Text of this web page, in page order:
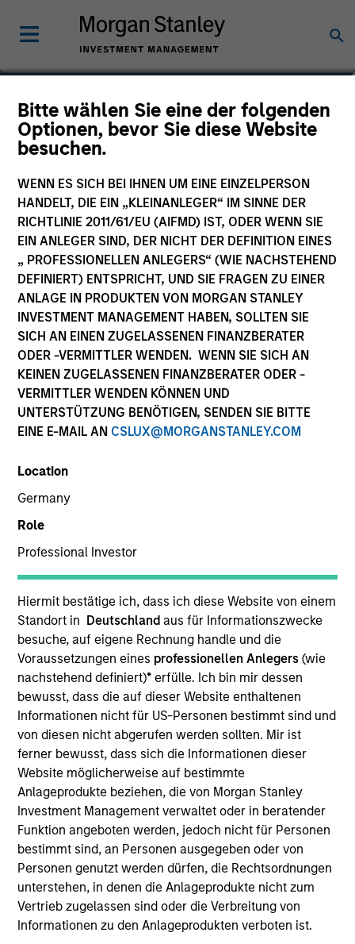
Bitte wählen Sie eine der folgenden
Optionen, bevor Sie diese Website
besuchen.
WENN ES SICH BEI IHNEN UM EINE EINZELPERSON
HANDELT, DIE EIN „KLEINANLEGER“ IM SINNE DER
RICHTLINIE 2011/61/EU (AIFMD) IST, ODER WENN SIE
EIN ANLEGER SIND, DER NICHT DER DEFINITION EINES
„ PROFESSIONELLEN ANLEGERS“ (WIE NACHSTEHEND
DEFINIERT) ENTSPRICHT, UND SIE FRAGEN ZU EINER
ANLAGE IN PRODUKTEN VON MORGAN STANLEY
INVESTMENT MANAGEMENT HABEN, SOLLTEN SIE
SICH AN EINEN ZUGELASSENEN FINANZBERATER
ODER -VERMITTLER WENDEN. WENN SIE SICH AN
KEINEN ZUGELASSENEN FINANZBERATER ODER -
VERMITTLER WENDEN KÖNNEN UND
UNTERSTÜTZUNG BENÖTIGEN, SENDEN SIE BITTE
EINE E-MAIL AN CSLUX@MORGANSTANLEY.COM
Location
Germany
Role
Professional Investor
Hiermit bestätige ich, dass ich diese Website von einem
Standort in Deutschland aus für Informationszwecke
besuche, auf eigene Rechnung handle und die
Voraussetzungen eines professionellen Anlegers(wie
nachstehend definiert)* erfülle. Ich bin mir dessen
bewusst, dass die auf dieser Website enthaltenen
Informationen nicht für US-Personen bestimmt sind und
von diesen nicht abgerufen werden sollten. Mir ist
ferner bewusst, dass sich die Informationen dieser
Website möglicherweise auf bestimmte
Anlageprodukte beziehen, die von Morgan Stanley
Investment Management verwaltet oder in beratender
Funktion angeboten werden, jedoch nicht für Personen
bestimmt sind, an Personen ausgegeben oder von
Personen genutzt werden dürfen, die Rechtsordnungen
unterstehen, in denen die Anlageprodukte nicht zum
Vertrieb zugelassen sind oder die Verbreitung von
Informationen zu den Anlageprodukten verboten ist.
Kelly Rechen
Vice President, Chief of Staff
9 Years
TEAM
Calvert Research And Management Team
Kelly Rechen is a Vice President of Operations for
Calvert Research and Management. She oversees
Calvert’s Operations team and is responsible for a
wide variety of initiatives, executive duties, and
special projects, involving the CEO and the firm’s
priorities. She works closely with the Calvert’s
executive team and key stakeholders to streamline
high-priority projects that have a significant impact
on the company. She joined Calvert in 2017. Prior to
joining Calvert, Kelly has managed budgets and
operations in both the private and public sectors.
Kelly earned a B.A. in interpersonal and
organizational communication studies from the